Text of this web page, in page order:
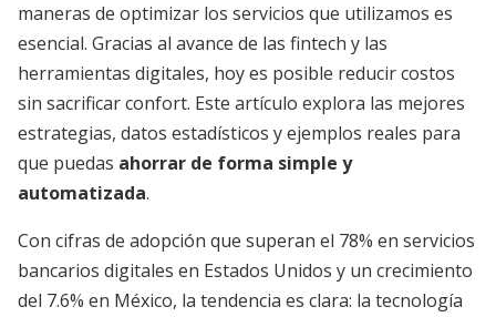
maneras de optimizar los servicios que utilizamos es
esencial. Gracias al avance de las fintech y las
herramientas digitales, hoy es posible reducir costos
sin sacrificar confort. Este artículo explora las mejores
estrategias, datos estadísticos y ejemplos reales para
que puedas ahorrar de forma simple y
automatizada.
Con cifras de adopción que superan el 78% en servicios
bancarios digitales en Estados Unidos y un crecimiento
del 7.6% en México, la tendencia es clara: la tecnología